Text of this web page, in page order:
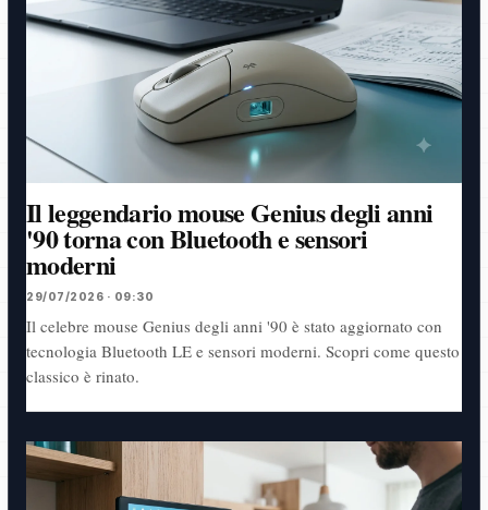
Il leggendario mouse Genius degli anni
'90 torna con Bluetooth e sensori
moderni
29/07/2026 · 09:30
Il celebre mouse Genius degli anni '90 è stato aggiornato con
tecnologia Bluetooth LE e sensori moderni. Scopri come questo
classico è rinato.